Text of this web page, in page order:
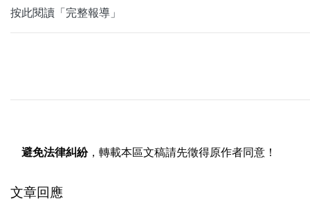
按此閱讀「完整報導」
避免法律糾紛，轉載本區文稿請先徵得原作者同意！
文章回應